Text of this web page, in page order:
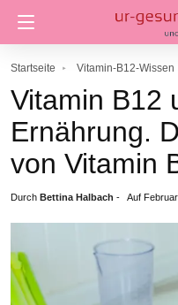
Startseite Vitamin-B12-Wissen
Vitamin B12
Ernährung.
von Vitamin
Durch Bettina Halbach - Auf